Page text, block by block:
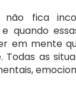
não fica
quando
em mente
as